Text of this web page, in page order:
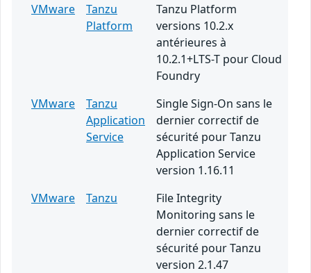
VMware
Tanzu
Platform
Tanzu Platform
versions 10.2.x
antérieures à
10.2.1+LTS-T pour Cloud
Foundry
VMware
Tanzu
Application
Service
Single Sign-On sans le
dernier correctif de
sécurité pour Tanzu
Application Service
version 1.16.11
VMware
Tanzu
File Integrity
Monitoring sans le
dernier correctif de
sécurité pour Tanzu
version 2.1.47